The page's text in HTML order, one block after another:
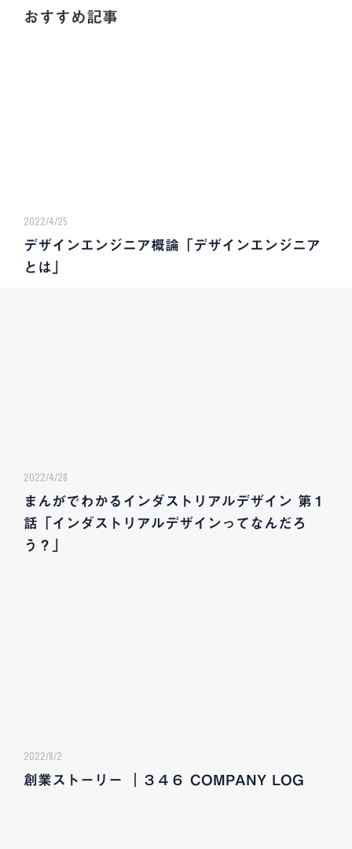
おすすめ記事
2022/4/25
デザインエンジニア概論「デザインエンジニア
とは」
2022/4/28
まんがでわかるインダストリアルデザイン 第１
話「インダストリアルデザインってなんだろ
う？」
2022/8/2
創業ストーリー ｜３４６ COMPANY LOG